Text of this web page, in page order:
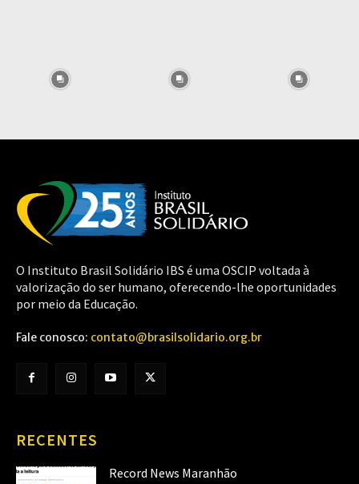
O Instituto Brasil Solidário IBS é uma OSCIP voltada à
valorização do ser humano, oferecendo-lhe oportunidades
por meio da Educação.
Fale conosco: contato@brasilsolidario.org.br
RECENTES
Record News Maranhão